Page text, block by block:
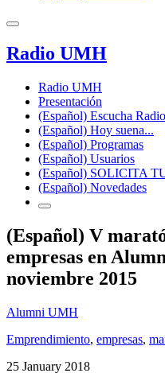
Radio UMH
Radio UMH
Presentación
(Español) Escucha
(Español) Hoy suena...
(Español) Programas
(Español) Usuarios
(Español) SOLICITA
(Español) Novedades
(Español) V
empresas en
noviembre 2015
Alumni UMH
Emprendimiento, empresas,
25 January 2018